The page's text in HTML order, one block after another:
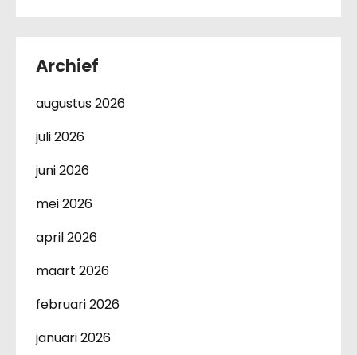
Archief
augustus 2026
juli 2026
juni 2026
mei 2026
april 2026
maart 2026
februari 2026
januari 2026